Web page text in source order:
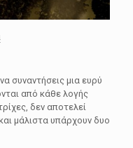
συναντήσεις μια ευρύ
από κάθε λογής
δεν αποτελεί
μάλιστα υπάρχουν δυο